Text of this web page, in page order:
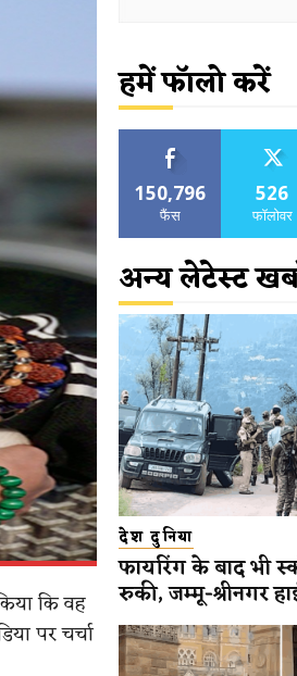
कि वह
पर चर्चा
हमें फॉलो करें
150,796
फैंस
526
फॉलोवर
अन्य लेटेस्ट
देश दुनिया
फायरिंग के बाद भी
रुकी, जम्मू-श्रीनगर